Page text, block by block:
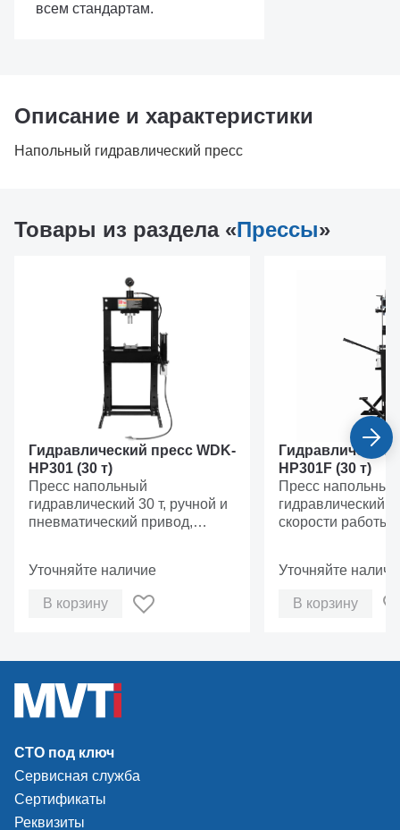
всем стандартам.
Описание и характеристики
Напольный гидравлический пресс
Товары из раздела «Прессы»
Гидравлический пресс WDK-
HP301 (30 т)
Пресс напольный
гидравлический 30 т, ручной и
пневматический привод,
Уточняйте наличие
В корзину
HP301F (30 т)
Пресс напольный
гидравлический
скорости работы,
Уточняйте
В корзину
СТО под ключ
Сервисная служба
Сертификаты
Реквизиты